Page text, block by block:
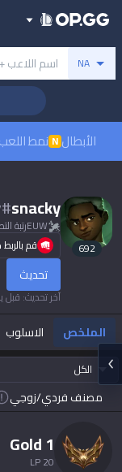
NA بحث عن
اسم اللاعب +
الأبطال N نمط اللعب
692
snacky
#
EUWرتبة
قم
تحديث
آخر تحديث:قبل
الملخص الاسلوب
الكل
مصنف فردي/زوجي
gold 1
20
of Legends
Beta
ROBLOX
Pokopia
Arc Raiders
Strike 2
Beta
Sign in
Language
العربية
Dark mode
Back
العربية
English
日本語
język polski
Deutsch
español
Nederlands